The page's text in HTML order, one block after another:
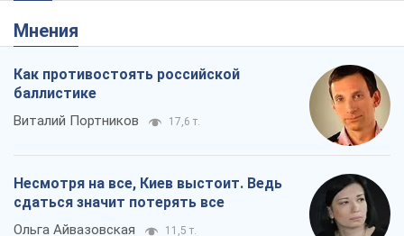
Мнения
Как противостоять российской
баллистике
Виталий Портников 17,6 т.
Несмотря на все, Киев выстоит. Ведь
сдаться значит потерять все
Ольга Айвазовская 11,5 т.